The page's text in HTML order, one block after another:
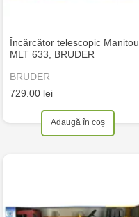
Încărcător telescopic Manitou
MLT 633, BRUDER
BRUDER
729.00 lei
Adaugă în coș